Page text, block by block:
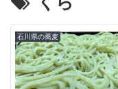
石川県の蕎麦